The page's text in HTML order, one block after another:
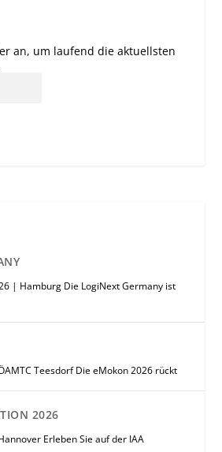
an, um laufend die aktuellsten
| Hamburg Die LogiNext Germany ist
Teesdorf Die eMokon 2026 rückt
2026
Erleben Sie auf der IAA